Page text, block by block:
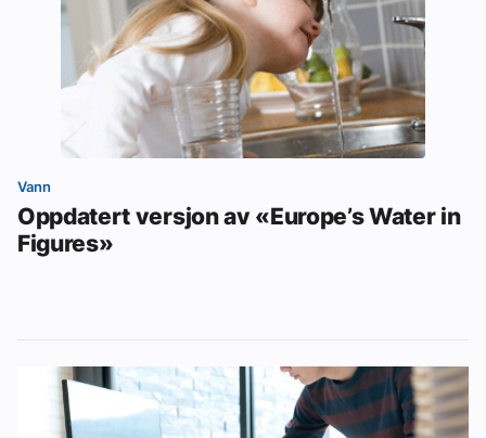
Vann
Oppdatert versjon av «Europe’s Water in
Figures»